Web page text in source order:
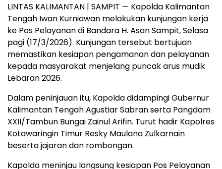
LINTAS KALIMANTAN | SAMPIT — Kapolda Kalimantan
Tengah Iwan Kurniawan melakukan kunjungan kerja
ke Pos Pelayanan di Bandara H. Asan Sampit, Selasa
pagi (17/3/2026). Kunjungan tersebut bertujuan
memastikan kesiapan pengamanan dan pelayanan
kepada masyarakat menjelang puncak arus mudik
Lebaran 2026.
Dalam peninjauan itu, Kapolda didampingi Gubernur
Kalimantan Tengah Agustiar Sabran serta Pangdam
XXII/Tambun Bungai Zainul Arifin. Turut hadir Kapolres
Kotawaringin Timur Resky Maulana Zulkarnain
beserta jajaran dan rombongan.
Kapolda meninjau langsung kesiapan Pos Pelayanan